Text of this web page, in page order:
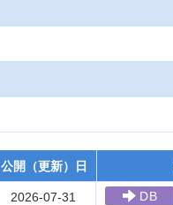
公開（更新）日
2026-07-31 DB